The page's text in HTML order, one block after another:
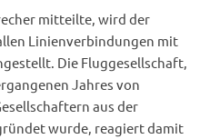
mitteilte, wird der
Linienverbindungen mit
Die Fluggesellschaft,
Jahres von
aus der
wurde, reagiert damit